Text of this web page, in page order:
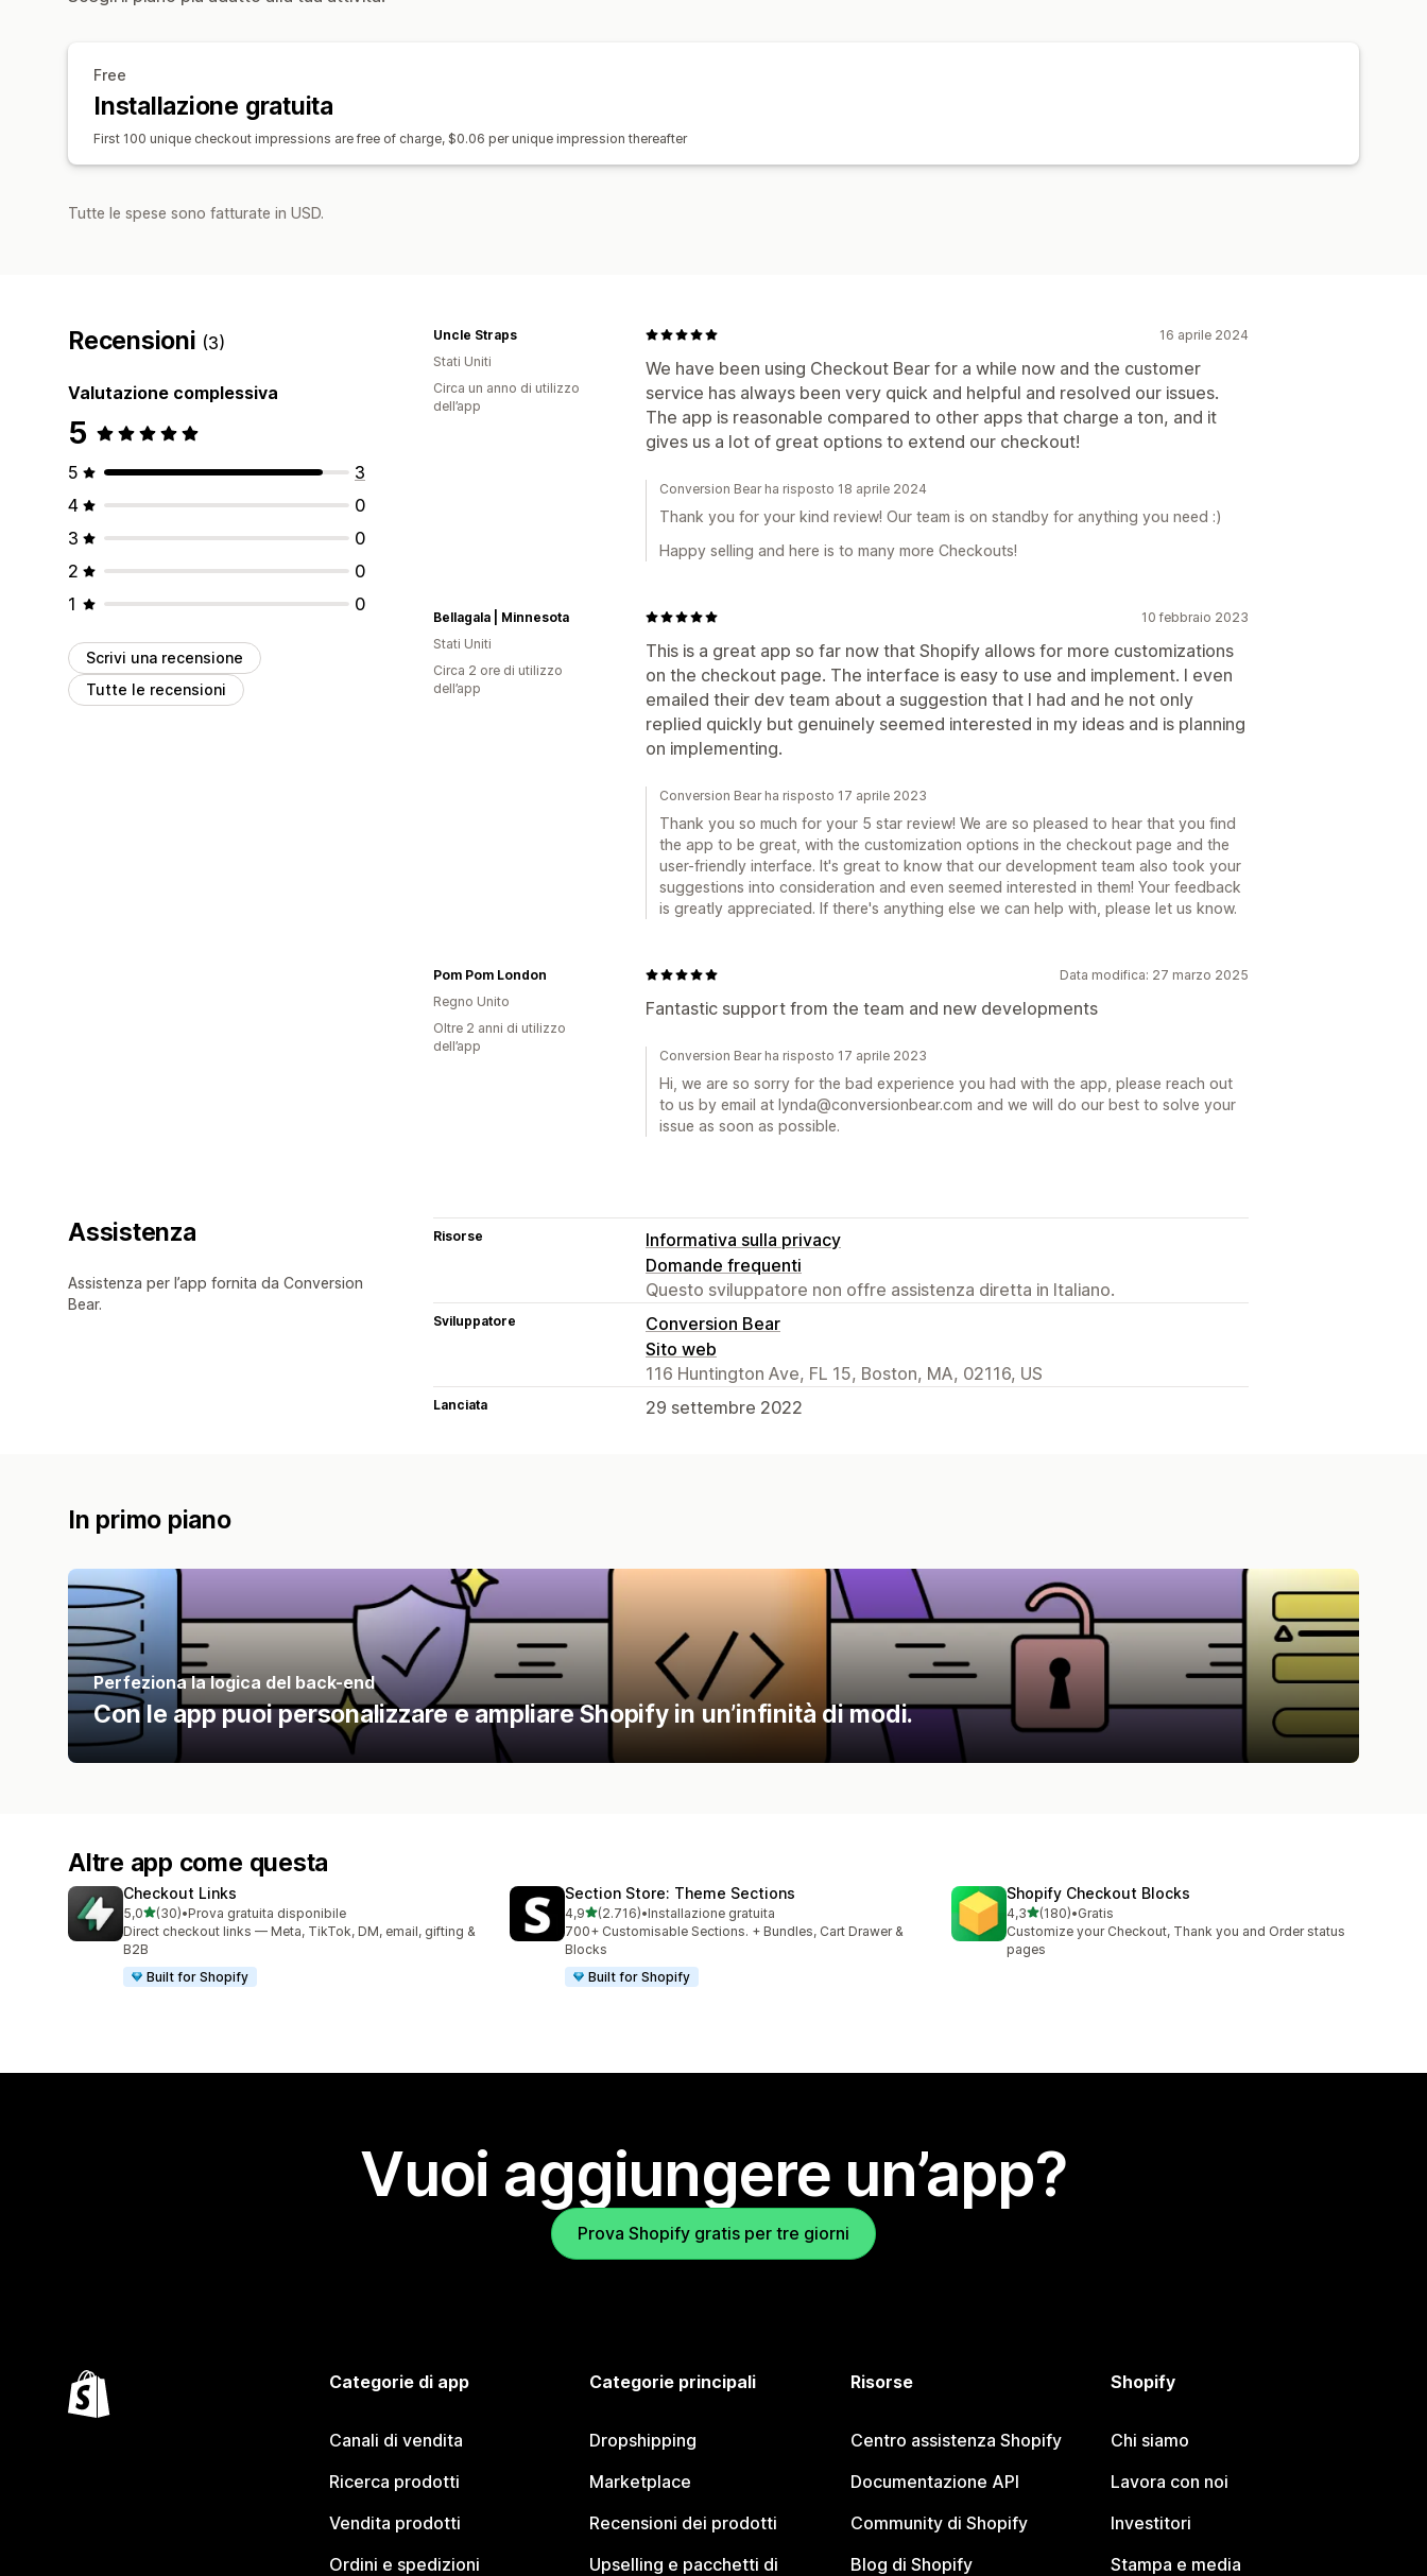
Free
Installazione gratuita
First 100 unique checkout impressions are free of charge, $0.06 per unique impression thereafter
Tutte le spese sono fatturate in USD.
Recensioni (3)
Valutazione complessiva
5
5
3
4
0
3
0
2
0
1
0
Scrivi una recensione
Tutte le recensioni
16 aprile 2024
We have been using Checkout Bear for a while now and the customer
service has always been very quick and helpful and resolved our issues.
The app is reasonable compared to other apps that charge a ton, and it
gives us a lot of great options to extend our checkout!
Uncle Straps
Stati Uniti
Circa un anno di utilizzo
dell’app
Conversion Bear ha risposto 18 aprile 2024
Thank you for your kind review! Our team is on standby for anything you need :)
Happy selling and here is to many more Checkouts!
10 febbraio 2023
This is a great app so far now that Shopify allows for more customizations
on the checkout page. The interface is easy to use and implement. I even
emailed their dev team about a suggestion that I had and he not only
replied quickly but genuinely seemed interested in my ideas and is planning
on implementing.
Bellagala | Minnesota
Stati Uniti
Circa 2 ore di utilizzo
dell’app
Conversion Bear ha risposto 17 aprile 2023
Thank you so much for your 5 star review! We are so pleased to hear that you find
the app to be great, with the customization options in the checkout page and the
user-friendly interface. It's great to know that our development team also took your
suggestions into consideration and even seemed interested in them! Your feedback
is greatly appreciated. If there's anything else we can help with, please let us know.
Data modifica: 27 marzo 2025
Fantastic support from the team and new developments
Pom Pom London
Regno Unito
Oltre 2 anni di utilizzo
dell’app
Conversion Bear ha risposto 17 aprile 2023
Hi, we are so sorry for the bad experience you had with the app, please reach out
to us by email at lynda@conversionbear.com and we will do our best to solve your
issue as soon as possible.
Assistenza
Assistenza per l’app fornita da Conversion
Bear.
Risorse
Informativa sulla privacy
Domande frequenti
Questo sviluppatore non offre assistenza diretta in Italiano.
Sviluppatore
Conversion Bear
Sito web
116 Huntington Ave, FL 15, Boston, MA, 02116, US
Lanciata 29 settembre 2022
In primo piano
Perfeziona la logica del back-end
Con le app puoi personalizzare e ampliare Shopify in un’infinità di modi.
Altre app come questa
Checkout Links
5,0stelle su 5
(30)
30 recensioni totali
•Prova gratuita disponibile
Direct checkout links — Meta, TikTok, DM, email, gifting &
B2B
Built for Shopify
Section Store: Theme Sections
4,9stelle su 5
(2.716)
2716 recensioni totali
•Installazione gratuita
700+ Customisable Sections. + Bundles, Cart Drawer &
Blocks
Built for Shopify
Shopify Checkout Blocks
4,3stelle su 5
(180)
180 recensioni totali
•Gratis
Customize your Checkout, Thank you and Order status
pages
Vuoi aggiungere un’app?
Prova Shopify gratis per tre giorni
Categorie di app
Canali di vendita
Ricerca prodotti
Vendita prodotti
Ordini e spedizioni
Categorie principali
Dropshipping
Marketplace
Recensioni dei prodotti
Upselling e pacchetti di
Risorse
Centro assistenza Shopify
Documentazione API
Community di Shopify
Blog di Shopify
Shopify
Chi siamo
Lavora con noi
Investitori
Stampa e media